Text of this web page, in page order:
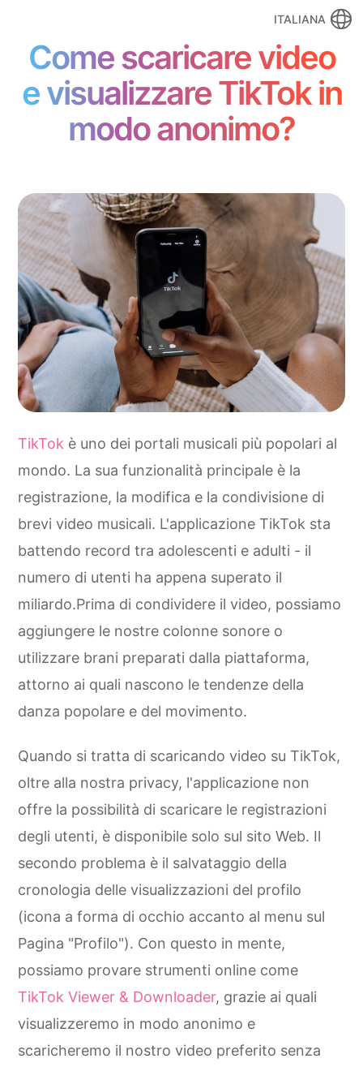
ITALIANA
Come scaricare video
e visualizzare TikTok in
modo anonimo?
TikTok è uno dei portali musicali più popolari al
mondo. La sua funzionalità principale è la
registrazione, la modifica e la condivisione di
brevi video musicali. L'applicazione TikTok sta
battendo record tra adolescenti e adulti - il
numero di utenti ha appena superato il
miliardo.Prima di condividere il video, possiamo
aggiungere le nostre colonne sonore o
utilizzare brani preparati dalla piattaforma,
attorno ai quali nascono le tendenze della
danza popolare e del movimento.
Quando si tratta di scaricando video su TikTok,
oltre alla nostra privacy, l'applicazione non
offre la possibilità di scaricare le registrazioni
degli utenti, è disponibile solo sul sito Web. Il
secondo problema è il salvataggio della
cronologia delle visualizzazioni del profilo
(icona a forma di occhio accanto al menu sul
Pagina "Profilo"). Con questo in mente,
possiamo provare strumenti online come
TikTok Viewer & Downloader, grazie ai quali
visualizzeremo in modo anonimo e
scaricheremo il nostro video preferito senza